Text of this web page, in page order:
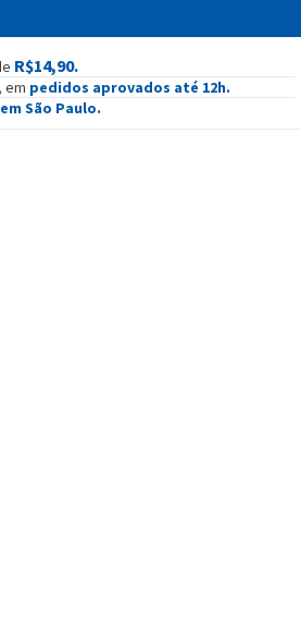
R$14,90.
em pedidos aprovados até 12h.
em São Paulo.